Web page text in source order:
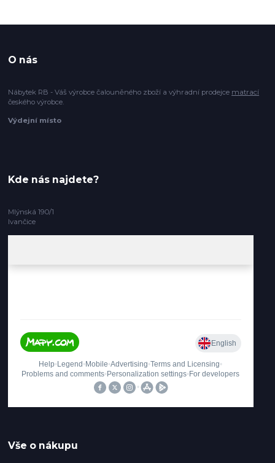
O nás
Nábytek RB - Váš výrobce čalouněného zboží a výhradní prodejce matrací
českého výrobce.
Výdejní místo
Kde nás najdete?
Mlýnská 190/1
Ivančice
Vše o nákupu